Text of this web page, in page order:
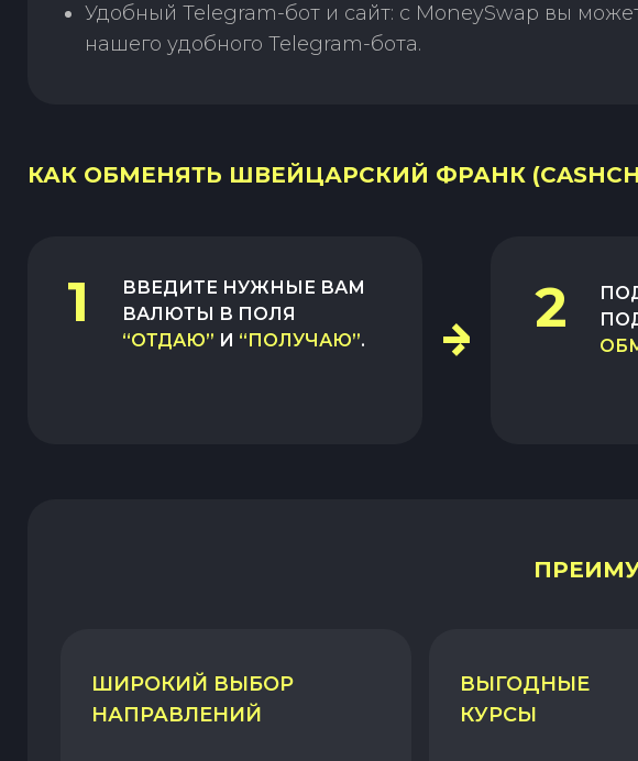
Удобный Telegram-бот и сайт: с MoneySwap вы
нашего удобного Telegram-бота.
КАК ОБМЕНЯТЬ ШВЕЙЦАРСКИЙ ФРАНК
1
ВВЕДИТЕ НУЖНЫЕ ВАМ
ВАЛЮТЫ В ПОЛЯ
“ОТДАЮ” И “ПОЛУЧАЮ”.
2
ШИРОКИЙ ВЫБОР
НАПРАВЛЕНИЙ
ВЫГОДНЫЕ
КУРСЫ